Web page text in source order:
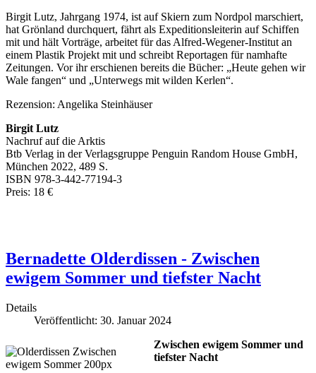
Birgit Lutz, Jahrgang 1974, ist auf Skiern zum Nordpol marschiert,
hat Grönland durchquert, fährt als Expeditionsleiterin auf Schiffen
mit und hält Vorträge, arbeitet für das Alfred-Wegener-Institut an
einem Plastik Projekt mit und schreibt Reportagen für namhafte
Zeitungen. Vor ihr erschienen bereits die Bücher: „Heute gehen wir
Wale fangen“ und „Unterwegs mit wilden Kerlen“.
Rezension: Angelika Steinhäuser
Birgit Lutz
Nachruf auf die Arktis
Btb Verlag in der Verlagsgruppe Penguin Random House GmbH,
München 2022, 489 S.
ISBN 978-3-442-77194-3
Preis: 18 €
Bernadette Olderdissen - Zwischen
ewigem Sommer und tiefster Nacht
Details
Veröffentlicht: 30. Januar 2024
Zwischen ewigem Sommer und
tiefster Nacht